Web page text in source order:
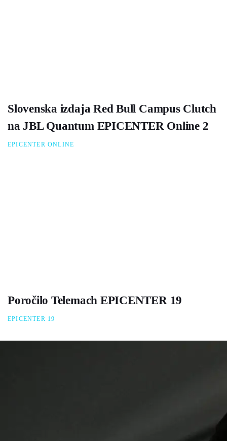
Slovenska izdaja Red Bull Campus Clutch
na JBL Quantum EPICENTER Online 2
EPICENTER ONLINE
Poročilo Telemach EPICENTER 19
EPICENTER 19